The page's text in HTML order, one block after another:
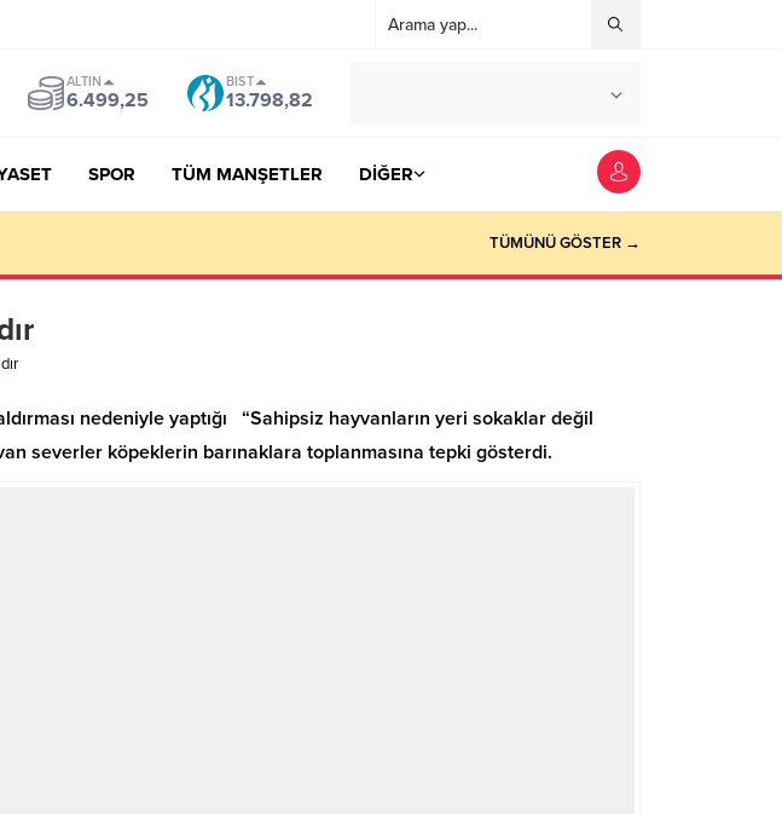
ALTIN
6.499,25
BIST
13.798,82
SPOR TÜM MANŞETLER DİĞER
TÜMÜNÜ GÖSTER →
nedeniyle yaptığı “Sahipsiz hayvanların yeri sokaklar değil
severler köpeklerin barınaklara toplanmasına tepki gösterdi.